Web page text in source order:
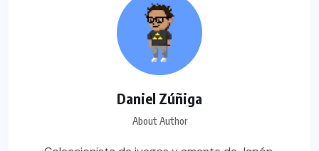
Daniel Zúñiga
About Author